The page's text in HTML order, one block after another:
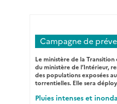
Campagne de
Le ministère de la
du ministère de l’Intérieur,
des populations exposées
torrentielles. Elle sera
Pluies intenses et